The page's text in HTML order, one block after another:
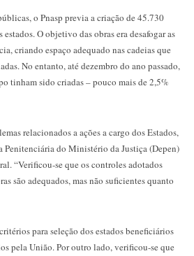
o Pnasp previa a criação de 45.730
O objetivo das obras era desafogar as
criando espaço adequado nas cadeias que
No entanto, até dezembro do ano passado,
tinham sido criadas – pouco mais de 2,5%
relacionados a ações a cargo dos Estados,
Penitenciária do Ministério da Justiça (Depen)
“Verificou-se que os controles adotados
são adequados, mas não suficientes quanto
para seleção dos estados beneficiários
pela União. Por outro lado, verificou-se que